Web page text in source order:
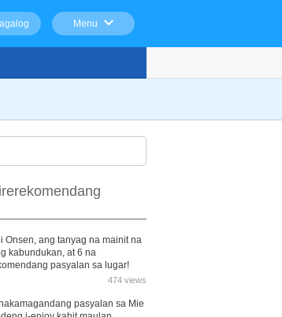
Menu
Onsen, ang tanyag na mainit na
kabundukan, at 6 na
pasyalan sa lugar!
474 views
pasyalan sa Mie